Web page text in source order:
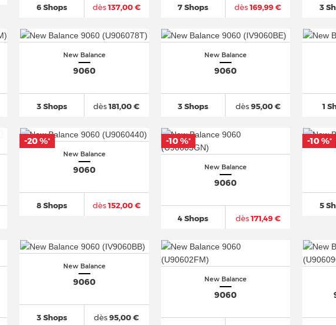
6 Shops dès137,00 € 7 Shops dès169,99 € 3
New Balance
9060
3 Shops dès181,00 €
New Balance
9060
3 Shops dès95,00 € 1
New Balance
9060
8 Shops dès152,00 €
-20 %*
New Balance
9060
4 Shops dès171,49 €
-10 %*
5
-10 %*
New Balance
9060
3 Shops dès95,00 €
New Balance
9060